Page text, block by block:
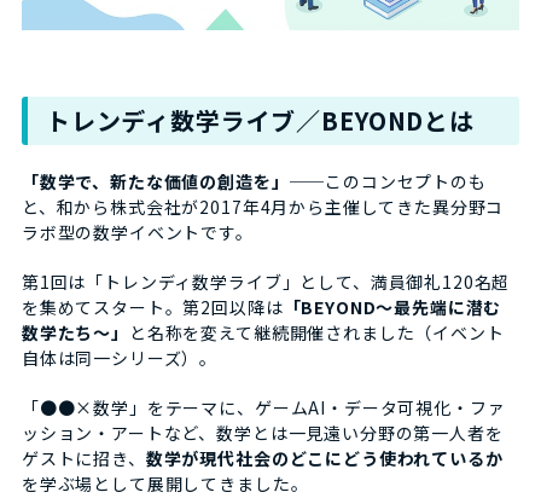
トレンディ数学ライブ／BEYONDとは
「数学で、新たな価値の創造を」 ──このコンセプトのも
と、和から株式会社が2017年4月から主催してきた異分野コ
ラボ型の数学イベントです。
第1回は「トレンディ数学ライブ」として、満員御礼120名超
を集めてスタート。第2回以降は 「BEYOND〜最先端に潜む
数学たち〜」 と名称を変えて継続開催されました（イベント
自体は同一シリーズ）。
「●●×数学」をテーマに、ゲームAI・データ可視化・ファ
ッション・アートなど、数学とは一見遠い分野の第一人者を
ゲストに招き、 数学が現代社会のどこにどう使われているか
を学ぶ場として展開してきました。